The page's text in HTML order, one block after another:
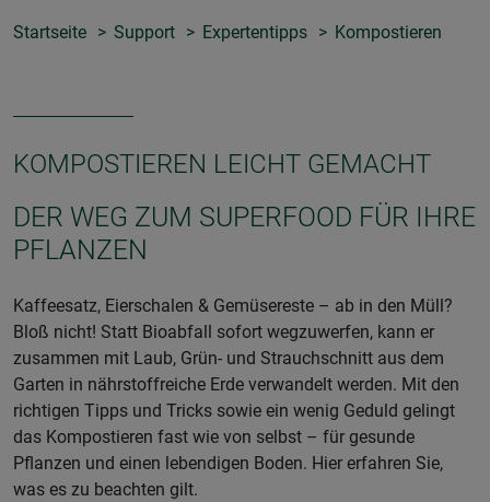
Startseite Support Expertentipps Kompostieren
KOMPOSTIEREN LEICHT GEMACHT
DER WEG ZUM SUPERFOOD FÜR IHRE
PFLANZEN
Kaffeesatz, Eierschalen & Gemüsereste – ab in den Müll?
Bloß nicht! Statt Bioabfall sofort wegzuwerfen, kann er
zusammen mit Laub, Grün- und Strauchschnitt aus dem
Garten in nährstoffreiche Erde verwandelt werden. Mit den
richtigen Tipps und Tricks sowie ein wenig Geduld gelingt
das Kompostieren fast wie von selbst – für gesunde
Pflanzen und einen lebendigen Boden. Hier erfahren Sie,
was es zu beachten gilt.